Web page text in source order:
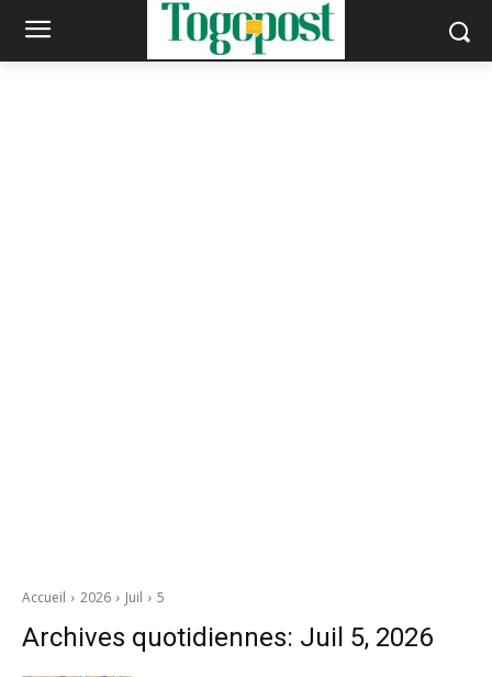
Accueil 2026 Juil 5
Archives quotidiennes: Juil 5, 2026